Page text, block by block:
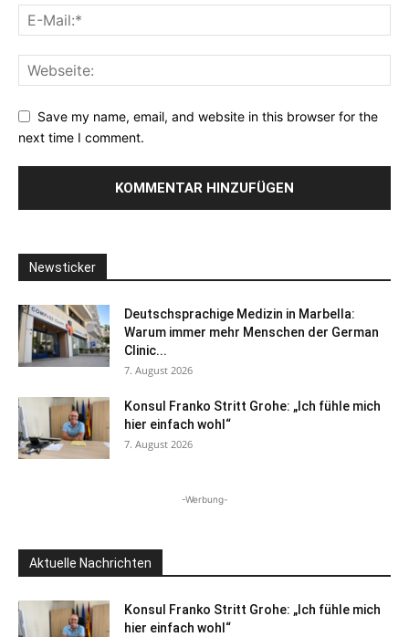
Save my name, email, and website in this browser for the
next time I comment.
Newsticker
Deutschsprachige Medizin in Marbella:
Warum immer mehr Menschen der German
Clinic...
7. August 2026
Konsul Franko Stritt Grohe: „Ich fühle mich
hier einfach wohl“
7. August 2026
-Werbung-
Aktuelle Nachrichten
Konsul Franko Stritt Grohe: „Ich fühle mich
hier einfach wohl“